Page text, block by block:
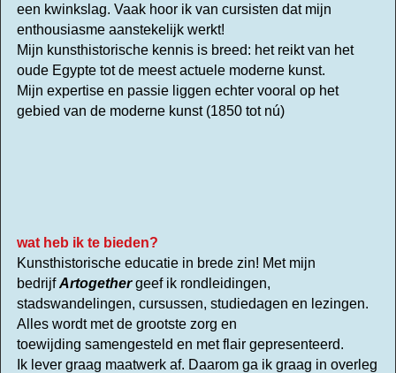
een kwinkslag. Vaak hoor ik van cursisten dat mijn
enthousiasme aanstekelijk werkt!
Mijn kunsthistorische kennis is breed: het reikt van het
oude Egypte tot de meest actuele moderne kunst.
Mijn expertise en passie liggen echter vooral op het
gebied van de moderne kunst (1850 tot nú)
wat heb ik te bieden?
Kunsthistorische educatie in brede zin! Met mijn
bedrijfArtogethergeef ik rondleidingen,
stadswandelingen, cursussen, studiedagen en lezingen.
Alles wordt met de grootste zorg en
toewijding samengesteld en met flair gepresenteerd.
Ik lever graag maatwerk af. Daarom ga ik graag in overleg